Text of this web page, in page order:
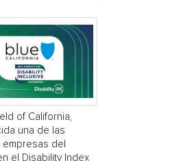
of California,
una de las
empresas del
el Disability Index